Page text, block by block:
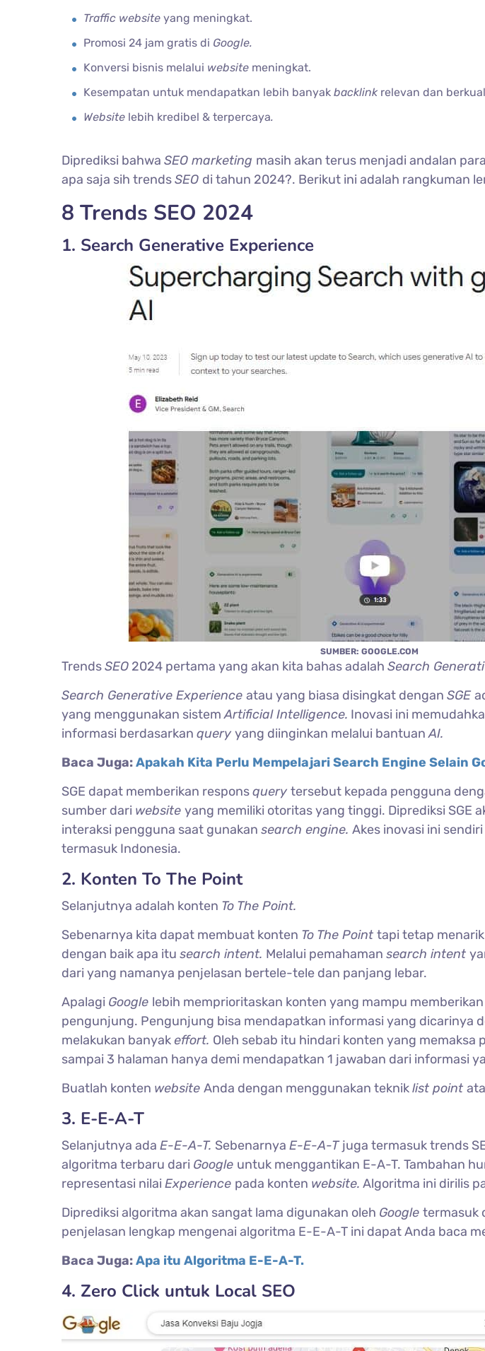
Traffic website yang meningkat.
Promosi 24 jam gratis di Google.
Konversi bisnis melalui website meningkat.
Kesempatan untuk mendapatkan lebih banyak backlink relevan dan
Website lebih kredibel & terpercaya.
Diprediksi bahwa SEO marketing masih akan terus menjadi andalan
apa saja sih trendsSEO di tahun 2024?. Berikut ini adalah rangkuman
8 Trends SEO 2024
1. Search Generative Experience
SUMBER: GOOGLE.COM
TrendsSEO 2024 pertama yang akan kita bahas adalah Search
Search Generative Experience atau yang biasa disingkat dengan SGE
yang menggunakan sistemArtificial Intelligence. Inovasi ini
informasi berdasarkan query yang diinginkan melalui bantuanAI.
Baca Juga:Apakah Kita Perlu Mempelajari Search Engine Selain
SGE dapat memberikan responsquery tersebut kepada pengguna
sumber dari website yang memiliki otoritas yang tinggi. Diprediksi SGE
interaksi pengguna saat gunakan search engine. Akes inovasi ini
termasuk Indonesia.
2. Konten To The Point
Selanjutnya adalah konten To The Point.
Sebenarnya kita dapat membuat konten To The Point tapi tetap
dengan baik apa itu search intent. Melalui pemahaman search intent
dari yang namanya penjelasan bertele-tele dan panjang lebar.
Apalagi Google lebih memprioritaskan konten yang mampu
pengunjung. Pengunjung bisa mendapatkan informasi yang dicarinya
melakukan banyak effort. Oleh sebab itu hindari konten yang
sampai 3 halaman hanya demi mendapatkan 1 jawaban dari informasi
Buatlah konten website Anda dengan menggunakan tekniklist point
3. E-E-A-T
Selanjutnya ada E-E-A-T. Sebenarnya E-E-A-Tjuga termasuk trends
algoritma terbaru dari Google untuk menggantikan E-A-T. Tambahan
representasi nilai Experience pada konten website. Algoritma ini dirilis
Diprediksi algoritma akan sangat lama digunakan oleh Google termasuk
penjelasan lengkap mengenai algoritma E-E-A-T ini dapat Anda baca
Baca Juga:Apa itu Algoritma E-E-A-T.
4. Zero Click untuk Local SEO